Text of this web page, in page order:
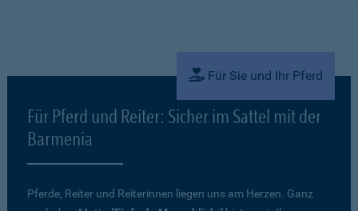
Für Sie und Ihr Pferd
Für Pferd und Reiter: Sicher im Sattel mit der
Barmenia
Pferde, Reiter und Reiterinnen liegen uns am Herzen. Ganz